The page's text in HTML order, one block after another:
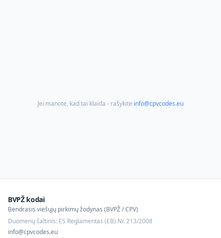
Jei manote, kad tai klaida - rašykite info@cpvcodes.eu
BVPŽ kodai
Bendrasis viešųjų pirkimų žodynas (BVPŽ / CPV)
Duomenų šaltinis: ES Reglamentas (EB) Nr. 213/2008
info@cpvcodes.eu